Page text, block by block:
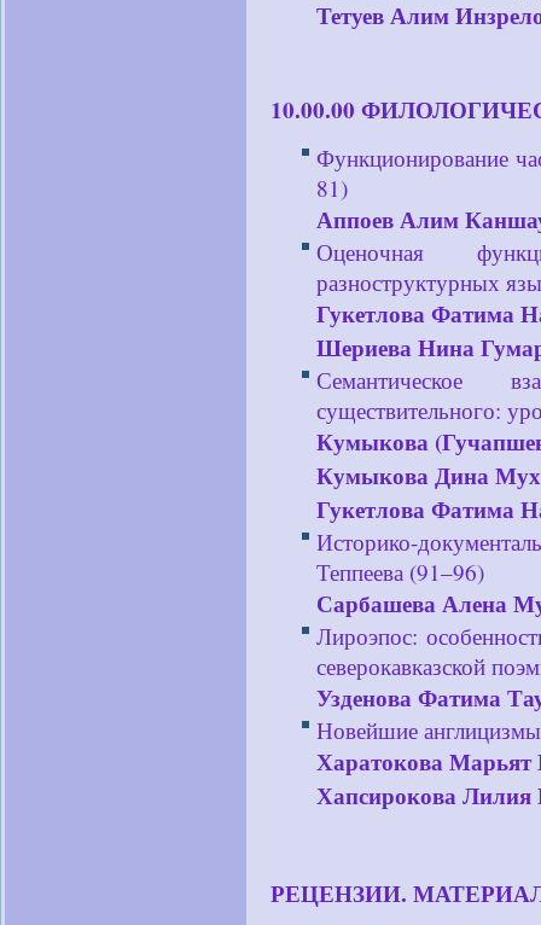
Тетуев Алим
10.00.00
Функционирование
81)
Аппоев Алим
Оценочная
разноструктурных
Гукетлова Фатима
Шериева Нина
Семантическое
существительного:
Кумыкова
Кумыкова Дина
Гукетлова Фатима
Историко-
Теппеева (91–96)
Сарбашева Алена
Лироэпос:
северокавказской
Узденова Фатима
Новейшие
Харатокова Марьят
Хапсирокова Лилия
РЕЦЕНЗИИ.